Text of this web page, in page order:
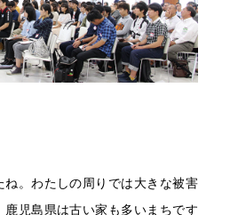
。わたしの周りでは大きな被害
鹿児島県は古い家も多いまちです